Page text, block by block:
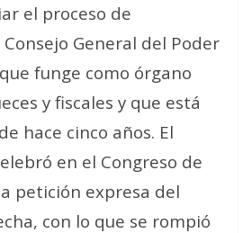
el proceso de
General del Poder
que funge como órgano
y fiscales y que está
hace cinco años. El
en el Congreso de
petición expresa del
con lo que se rompió